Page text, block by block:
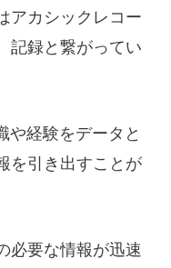
アカシックレコー
記録と繋がってい
や経験をデータと
を引き出すことが
必要な情報が迅速